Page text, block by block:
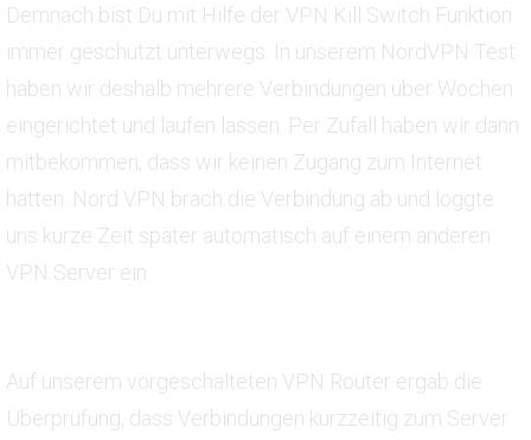
Demnach bist Du mit Hilfe der VPN Kill Switch Funktion
immer geschützt unterwegs. In unserem NordVPN Test
haben wir deshalb mehrere Verbindungen über Wochen
eingerichtet und laufen lassen. Per Zufall haben wir dann
mitbekommen, dass wir keinen Zugang zum Internet
hatten. Nord VPN brach die Verbindung ab und loggte
uns kurze Zeit später automatisch auf einem anderen
VPN Server ein.
Auf unserem vorgeschalteten VPN Router ergab die
Überprüfung, dass Verbindungen kurzzeitig zum Server